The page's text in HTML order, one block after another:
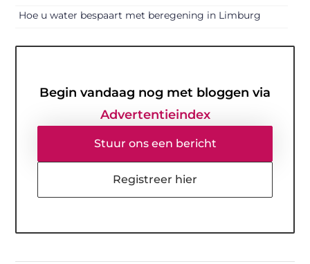
Hoe u water bespaart met beregening in Limburg
Begin vandaag nog met bloggen via
Advertentieindex
Stuur ons een bericht
Registreer hier